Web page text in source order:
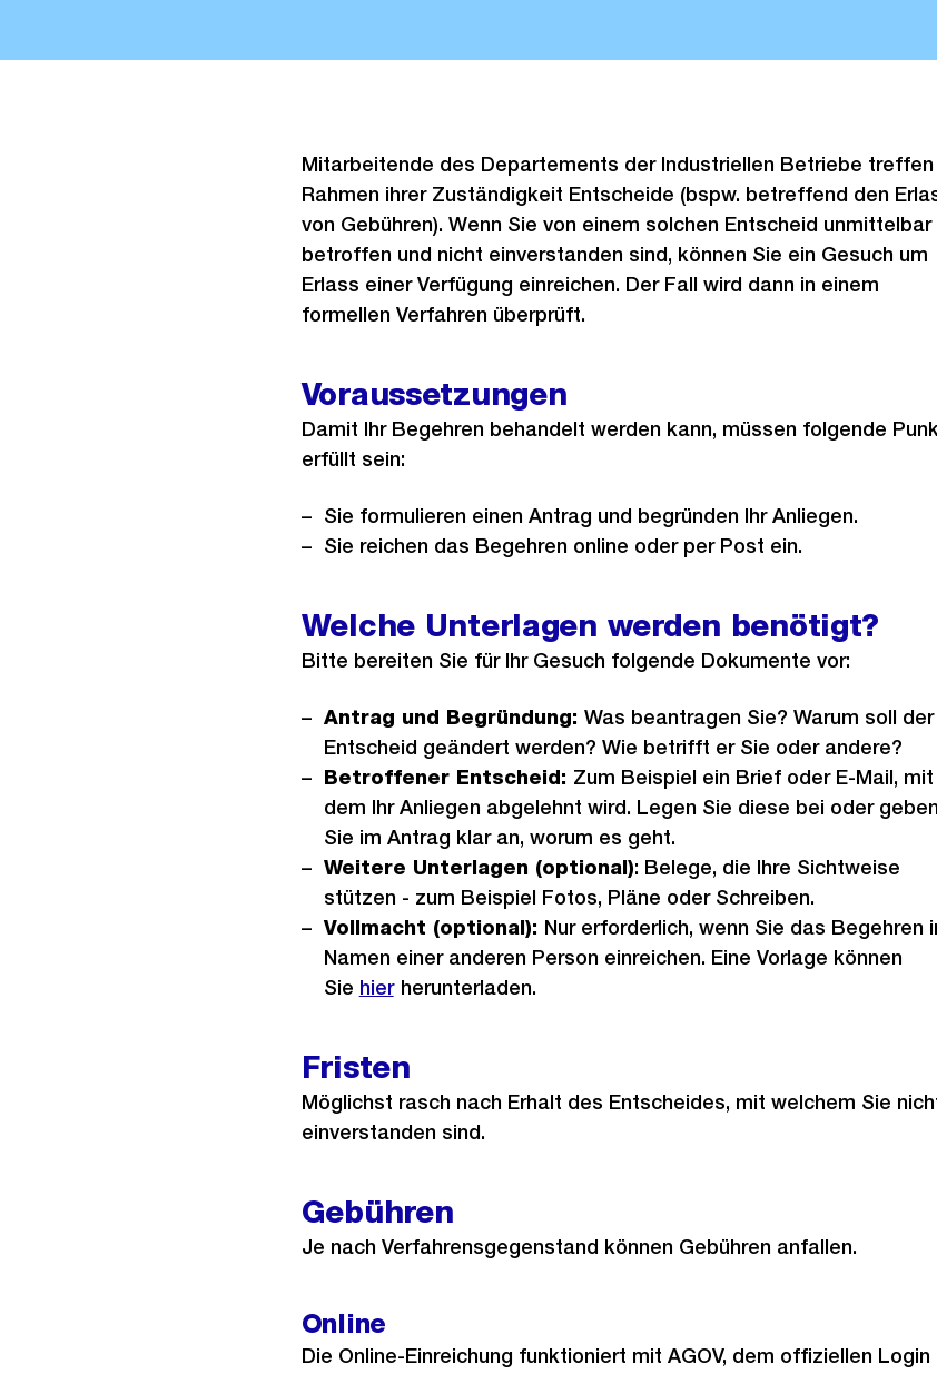
Mitarbeitende des Departements der Industriellen Betriebe treffen
Rahmen ihrer Zuständigkeit Entscheide (bspw. betreffend den
von Gebühren). Wenn Sie von einem solchen Entscheid unmittelbar
betroffen und nicht einverstanden sind, können Sie ein Gesuch um
Erlass einer Verfügung einreichen. Der Fall wird dann in einem
formellen Verfahren überprüft.
Voraussetzungen
Damit Ihr Begehren behandelt werden kann, müssen folgende
erfüllt sein:
Sie formulieren einen Antrag und begründen Ihr Anliegen.
Sie reichen das Begehren online oder per Post ein.
Welche Unterlagen werden benötigt?
Bitte bereiten Sie für Ihr Gesuch folgende Dokumente vor:
Antrag und Begründung: Was beantragen Sie? Warum soll der
Entscheid geändert werden? Wie betrifft er Sie oder andere?
Betroffener Entscheid: Zum Beispiel ein Brief oder E-Mail, mit
dem Ihr Anliegen abgelehnt wird. Legen Sie diese bei oder geben
Sie im Antrag klar an, worum es geht.
Weitere Unterlagen (optional): Belege, die Ihre Sichtweise
stützen - zum Beispiel Fotos, Pläne oder Schreiben.
Vollmacht (optional): Nur erforderlich, wenn Sie das Begehren
Namen einer anderen Person einreichen. Eine Vorlage können
Sie hier herunterladen.
Fristen
Möglichst rasch nach Erhalt des Entscheides, mit welchem Sie
einverstanden sind.
Gebühren
Je nach Verfahrensgegenstand können Gebühren anfallen.
Online
Die Online-Einreichung funktioniert mit AGOV, dem offiziellen Login